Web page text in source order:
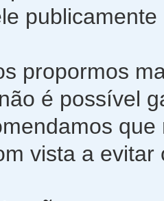
propormos
é possível
que
vista a